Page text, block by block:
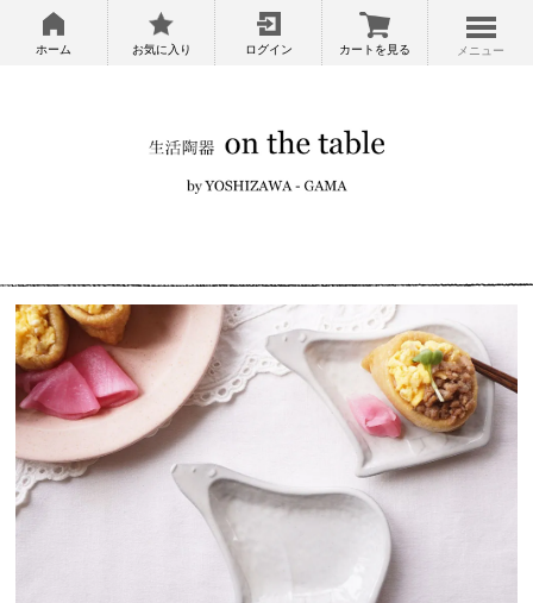
ホーム お気に入り ログイン カートを見る メニュー